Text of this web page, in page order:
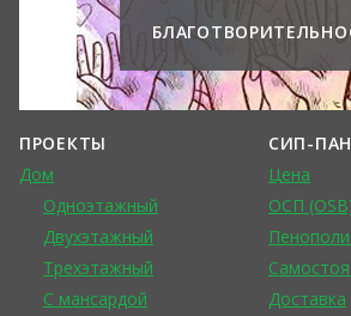
ПРОЕКТЫ
Дом
Одноэтажный
Двухэтажный
Трехэтажный
С мансардой
СИП-
Цена
ОСП
Доставка